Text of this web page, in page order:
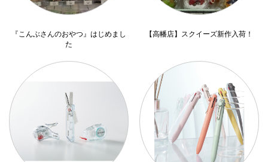
『こんぶさんのおやつ』はじめまし
た
【高幡店】スクイーズ新作入荷！